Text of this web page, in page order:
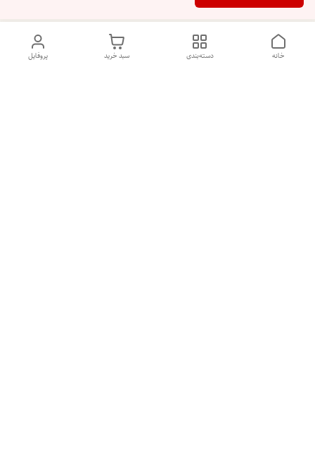
پروفایل سبد خرید دسته‌بندی خانه